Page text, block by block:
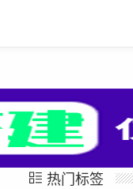
热门标签